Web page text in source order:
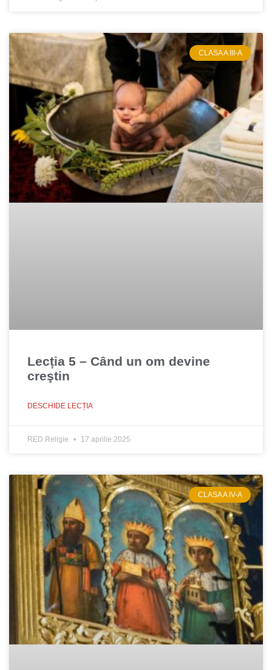
CLASA A III-A
Lecția 5 – Când un om devine
creştin
DESCHIDE LECȚIA
RED Religie 17 aprilie 2025
CLASA A IV-A